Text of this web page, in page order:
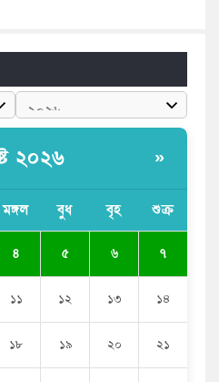
সবচেয়ে বেশি কই মাছে
নিয়ে বড় সুখবর দিলো সৌদি
২০২৬ »
মঙ্গল বুধ বৃহ শুক্র
৪ ৫ ৬ ৭
১১ ১২ ১৩ ১৪
১৮ ১৯ ২০ ২১